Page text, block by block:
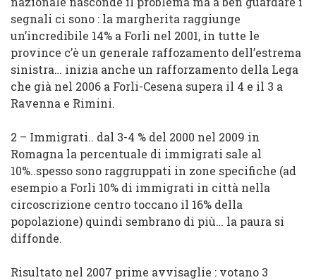
segnali ci sono : la margherita raggiunge
un’incredibile 14% a Forli nel 2001, in tutte le
province c’è un generale raffozamento dell’estrema
sinistra… inizia anche un rafforzamento della Lega
che già nel 2006 a Forli-Cesena supera il 4 e il 3 a
Ravenna e Rimini.
2 – Immigrati.. dal 3-4 % del 2000 nel 2009 in
Romagna la percentuale di immigrati sale al
10%..spesso sono raggruppati in zone specifiche (ad
esempio a Forli 10% di immigrati in città nella
circoscrizione centro toccano il 16% della
popolazione) quindi sembrano di più… la paura si
diffonde.
Risultato nel 2007 prime avvisaglie : votano 3